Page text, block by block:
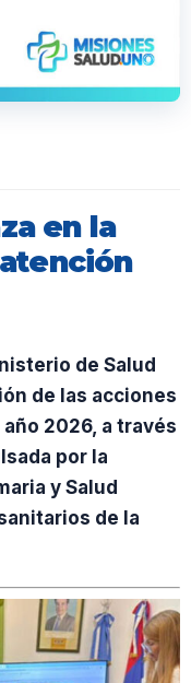
en la
de Salud
de las acciones
2026, a través
por la
y Salud
de la